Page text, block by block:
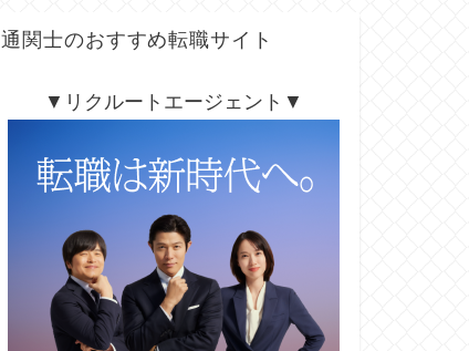
通関士のおすすめ転職サイト
▼リクルートエージェント▼